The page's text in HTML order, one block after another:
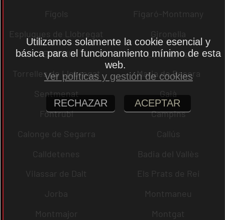
Fígols
Figaró-Montmany
Esplugues de Llobregat
Gironella
El Brull
La Llacuna
Torrelles de Llobregat
Maria de Besora
Sentmenat
Gaià
Fontrubí
Campins
Calonge de Segarra
Callús
Calldetenes
Badia del Vallès
Vilassar de Dalt
Els Prats de Rei
Jorba
Montmaneu
Montmajor
Montgat
Utilizamos solamente la cookie esencial y
básica para el funcionamiento mínimo de esta
web.
Ver políticas y gestión de cookies
RECHAZAR ACEPTAR